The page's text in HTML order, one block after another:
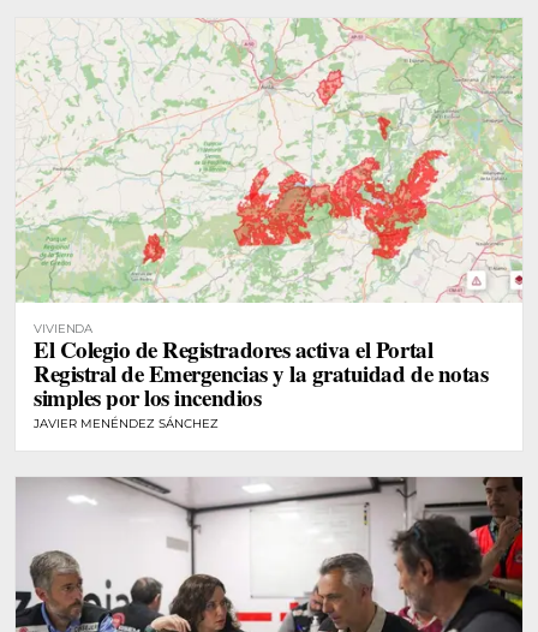
VIVIENDA
El Colegio de Registradores activa el Portal
Registral de Emergencias y la gratuidad de notas
simples por los incendios
JAVIER MENÉNDEZ SÁNCHEZ